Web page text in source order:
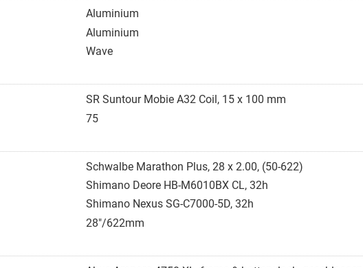
Aluminium
Aluminium
Wave
SR Suntour Mobie A32 Coil, 15 x 100 mm
75
Schwalbe Marathon Plus, 28 x 2.00, (50-622)
Shimano Deore HB-M6010BX CL, 32h
Shimano Nexus SG-C7000-5D, 32h
28"/622mm